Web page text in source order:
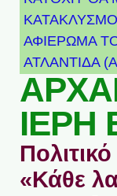
ΑΦΙΈΡΩΜΑ
ΑΤΛΑΝΤΊΔΑ
ΙΕΡΗ
«Κάθε